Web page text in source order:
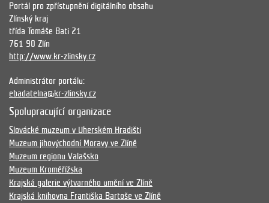
Portál pro zpřístupnění digitálního obsahu
Zlínský kraj
třída Tomáše Bati 21
761 90 Zlín
http://www.kr-zlinsky.cz
Administrátor portálu:
ebadatelna@kr-zlinsky.cz
Spolupracující organizace
Slovácké muzeum v Uherském Hradišti
Muzeum jihovýchodní Moravy ve Zlíně
Muzeum regionu Valašsko
Muzeum Kroměřížska
Krajská galerie výtvarného umění ve Zlíně
Krajská knihovna Františka Bartoše ve Zlíně